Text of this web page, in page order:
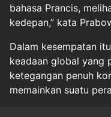
bahasa Prancis,
kedepan,” kata
Dalam kesempatan
keadaan global yang
ketegangan penuh
memainkan suatu